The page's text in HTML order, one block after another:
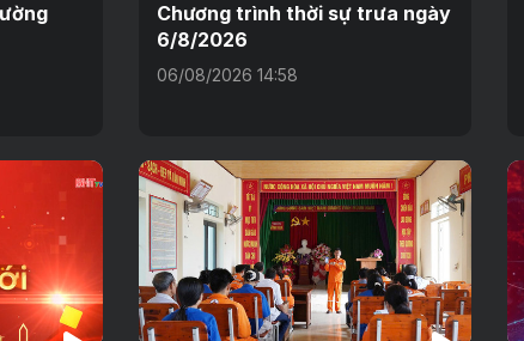
Chương trình thời sự trưa ngày
6/8/2026
06/08/2026 14:58